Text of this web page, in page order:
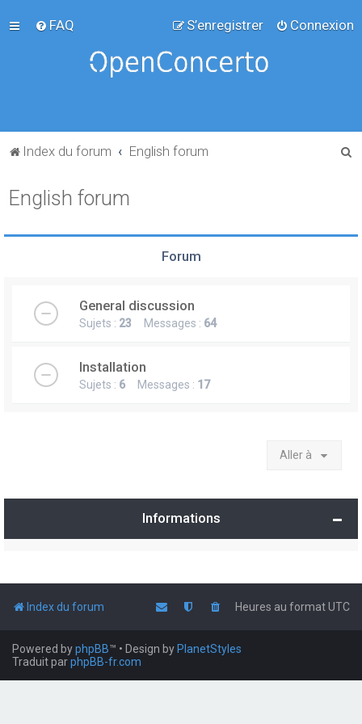
FAQ Connexion
S’enregistrer
Index du forum English forum
e
English forum
Forum
General discussion
Sujets : 23 Messages : 64
Installation
Sujets : 6 Messages : 17
Aller à
Informations
Index du forum Heures au formatUTC
Powered byphpBB™ • Design by PlanetStyles
Traduit parphpBB-fr.com